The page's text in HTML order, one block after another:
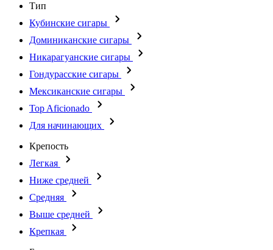
Тип
Кубинские сигары
Доминиканские сигары
Никарагуанские сигары
Гондурасские сигары
Мексиканские сигары
Top Aficionado
Для начинающих
Крепость
Легкая
Ниже средней
Средняя
Выше средней
Крепкая